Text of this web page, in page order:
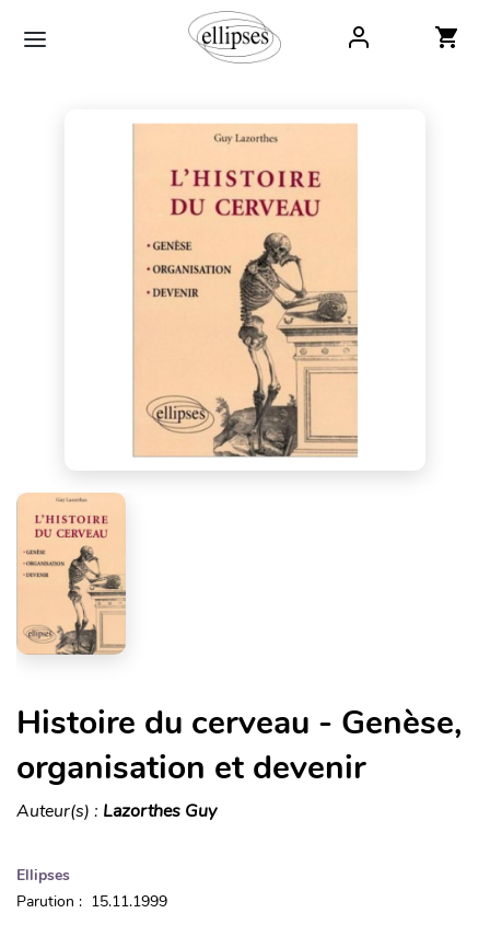
Histoire du cerveau - Genèse,
organisation et devenir
Auteur(s) : Lazorthes Guy
Ellipses
Parution : 15.11.1999